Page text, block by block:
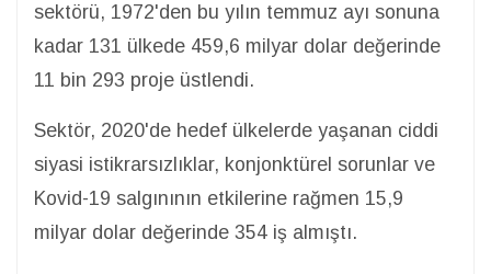
sektörü, 1972'den bu yılın temmuz ayı sonuna
kadar 131 ülkede 459,6 milyar dolar değerinde
11 bin 293 proje üstlendi.
Sektör, 2020'de hedef ülkelerde yaşanan ciddi
siyasi istikrarsızlıklar, konjonktürel sorunlar ve
Kovid-19 salgınının etkilerine rağmen 15,9
milyar dolar değerinde 354 iş almıştı.